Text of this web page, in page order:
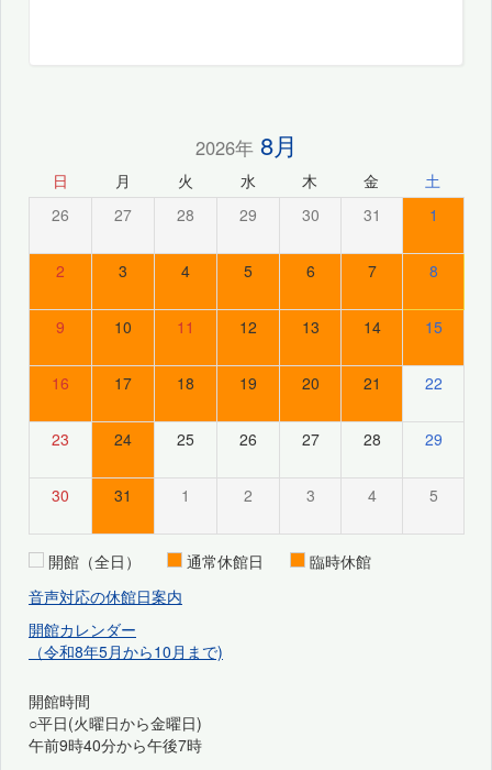
2026年8月
日 月 火 水 木 金 土
26 27 28 29 30 31 1
2 3 4 5 6 7 8
9 10 11 12 13 14 15
16 17 18 19 20 21 22
23 24 25 26 27 28 29
30 31 1 2 3 4 5
開館（全日） 通常休館日
臨時休館
音声対応の休館日案内
開館カレンダー
（令和8年5月から10月まで)
開館時間
○平日(火曜日から金曜日)
午前9時40分から午後7時